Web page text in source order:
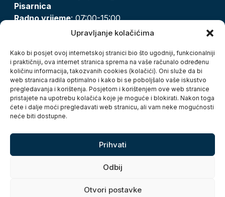
Upravljanje kolačićima
Kako bi posjet ovoj internetskoj stranici bio što ugodniji, funkcionalniji
i praktičniji, ova internet stranica sprema na vaše računalo određenu
količinu informacija, takozvanih cookies (kolačići). Oni služe da bi
web stranica radila optimalno i kako bi se poboljšalo vaše iskustvo
pregledavanja i korištenja. Posjetom i korištenjem ove web stranice
pristajete na upotrebu kolačića koje je moguće i blokirati. Nakon toga
ćete i dalje moći pregledavati web stranicu, ali vam neke mogućnosti
neće biti dostupne.
Prihvati
Odbij
Otvori postavke
Pisarnica
Radno vrijeme: 07:00-15:00
pisarnica@karlovac.hr
Zaštita osobnih podataka
Pristup informacijama
Kolačići
Izjava o pristupačnosti
Turistička zajednica grada Karlovca